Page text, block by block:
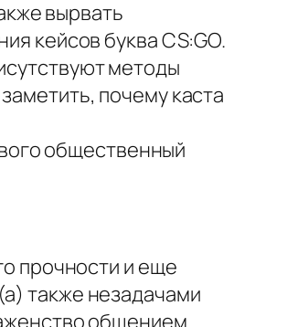
вырвать
кейсов буква CS:GO.
методы
почему каста
общественный
прочности и еще
также незадачами